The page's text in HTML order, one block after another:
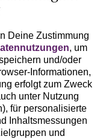
Deine Zustimmung
, um
und/oder
Informationen,
erfolgt zum Zweck
unter Nutzung
für personalisierte
Inhaltsmessungen
und